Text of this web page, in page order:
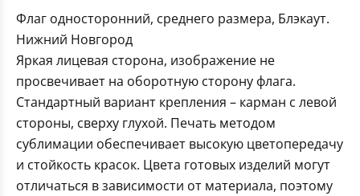
Флаг односторонний, среднего размера, Блэкаут.
Нижний Новгород
Яркая лицевая сторона, изображение не
просвечивает на оборотную сторону флага.
Стандартный вариант крепления – карман с левой
стороны, сверху глухой. Печать методом
сублимации обеспечивает высокую цветопередачу
и стойкость красок. Цвета готовых изделий могут
отличаться в зависимости от материала, поэтому